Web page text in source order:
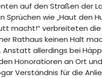
auf den Straßen der
wie „Haut den
macht!“ verbreiteten
Rathaus keinen Halt
allerdings bei
Honoratioren an Ort
Verständnis für die